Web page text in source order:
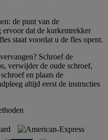
de punt van de
dat de kurkentrekker
staat voordat u de fles opent.
Schroef de
verwijder de oude schroef,
en plaats de
altijd eerst de instructies